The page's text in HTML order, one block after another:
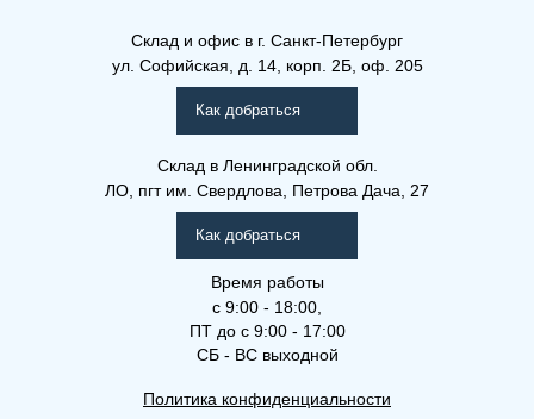
Склад и офис в г. Санкт-Петербург
ул. Софийская, д. 14, корп. 2Б, оф. 205
Как добраться
Склад в Ленинградской обл.
ЛО, пгт им. Свердлова, Петрова Дача, 27
Как добраться
Время работы
с 9:00 - 18:00,
ПТ до с 9:00 - 17:00
СБ - ВС выходной
Политика конфиденциальности